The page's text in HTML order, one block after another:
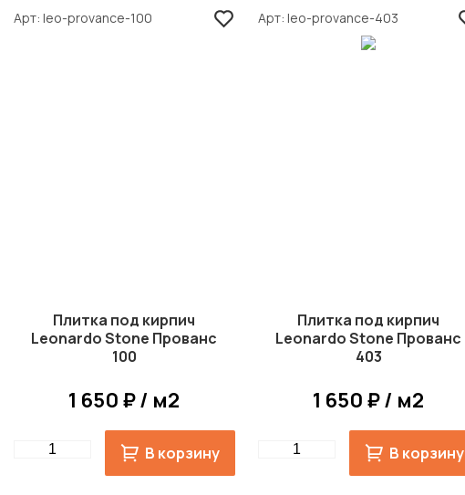
Арт leo-provance-100
Плитка под кирпич
Leonardo Stone Прованс
100
1 650 ₽ / м2
Quantity В корзину
Арт leo-provance-403
Плитка под кирпич
Leonardo Stone Прованс
403
1 650 ₽ / м2
Quantity В корзину